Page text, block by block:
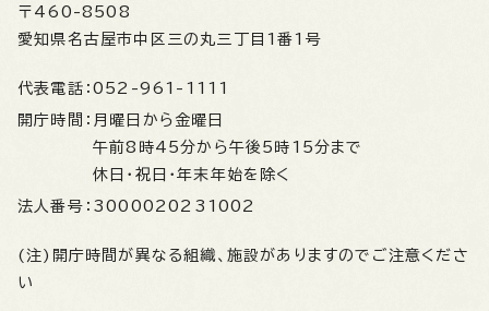
〒460-8508
愛知県名古屋市中区三の丸三丁目1番1号
代表電話： 052-961-1111
開庁時間： 月曜日から金曜日
午前8時45分から午後5時15分まで
休日・祝日・年末年始を除く
法人番号： 3000020231002
(注)開庁時間が異なる組織、施設がありますのでご注意くださ
い